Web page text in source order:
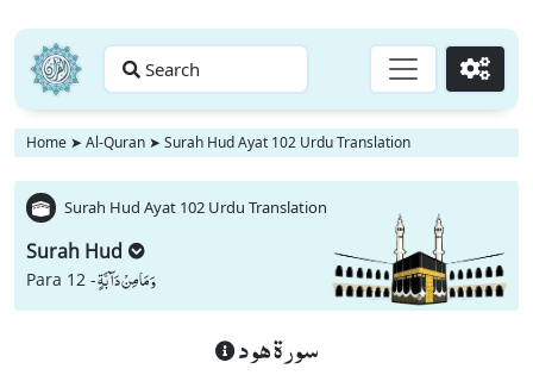
Search Go
Home ➤ Al-Quran ➤ Surah Hud Ayat 102 Urdu Translation
Surah Hud Ayat 102 Urdu Translation
Surah Hud
Para 12 -وَ مَا مِنْ دَآبَّةٍ
سورة هود